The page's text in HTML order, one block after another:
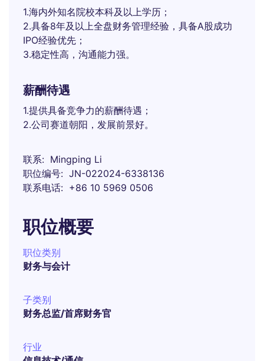
1.海内外知名院校本科及以上学历；
2.具备8年及以上全盘财务管理经验，具备A股成功
IPO经验优先；
3.稳定性高，沟通能力强。
薪酬待遇
1.提供具备竞争力的薪酬待遇；
2.公司赛道朝阳，发展前景好。
联系
Mingping Li
职位编号
JN-022024-6338136
联系电话
+86 10 5969 0506
职位概要
职位类别
财务与会计
子类别
财务总监/首席财务官
行业